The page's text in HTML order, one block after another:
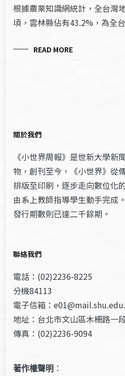
根據農業知識網統計，全台灣
頃，雲林縣佔有43.2%，為全
READ MORE
關於我們
《小世界周報》是世新大學新
物，創刊至今，《小世界》從
排版至印刷，逐步走向數位化
由系上教師指導學生動手完成
發行期數則已達二千餘期。
聯絡我們
電話：(02)2236-8225
分機84113
電子信箱：
地址：台北市文山區木柵路一
傳真：(02)2236-9094
著作權聲明 ：